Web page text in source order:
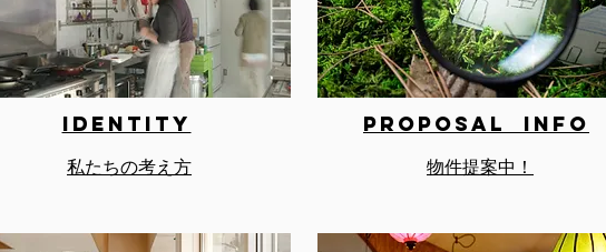
IDENTITY
私たちの考え方
Proposal INFO
物件提案中！